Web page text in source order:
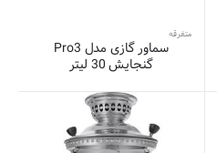
متفرقه
سماور گازی مدل Pro3
گنجایش 30 لیتر